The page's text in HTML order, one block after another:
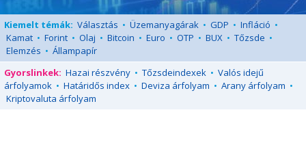
Kiemelt témák: Választás • Üzemanyagárak • GDP • Infláció •
Kamat • Forint • Olaj • Bitcoin • Euro • OTP • BUX • Tőzsde •
Elemzés • Állampapír
Gyorslinkek: Hazai részvény • Tőzsdeindexek • Valós idejű
árfolyamok • Határidős index • Deviza árfolyam • Arany árfolyam •
Kriptovaluta árfolyam